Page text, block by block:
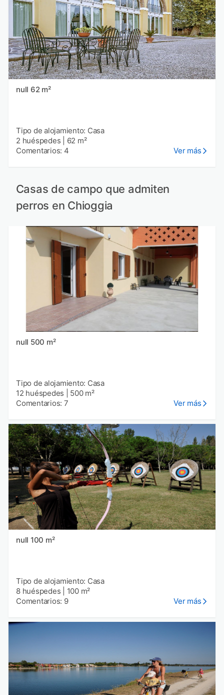
null 62 m²
Tipo de alojamiento: Casa
2 huéspedes
62 m²
Comentarios: 4
Ver más
Casas de campo que admiten
perros en Chioggia
null 500 m²
Tipo de alojamiento: Casa
12 huéspedes
500 m²
Comentarios: 7
Ver más
null 100 m²
Tipo de alojamiento: Casa
8 huéspedes
100 m²
Comentarios: 9
Ver más